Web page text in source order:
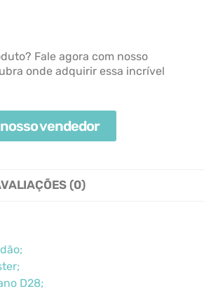
Fale agora com nosso
onde adquirir essa incrível
vendedor
(0)
D28;